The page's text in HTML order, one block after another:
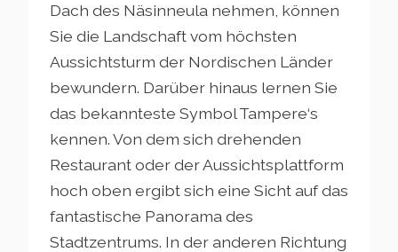
Dach des Näsinneula nehmen, können
Sie die Landschaft vom höchsten
Aussichtsturm der Nordischen Länder
bewundern. Darüber hinaus lernen Sie
das bekannteste Symbol Tampere‘s
kennen. Von dem sich drehenden
Restaurant oder der Aussichtsplattform
hoch oben ergibt sich eine Sicht auf das
fantastische Panorama des
Stadtzentrums. In der anderen Richtung